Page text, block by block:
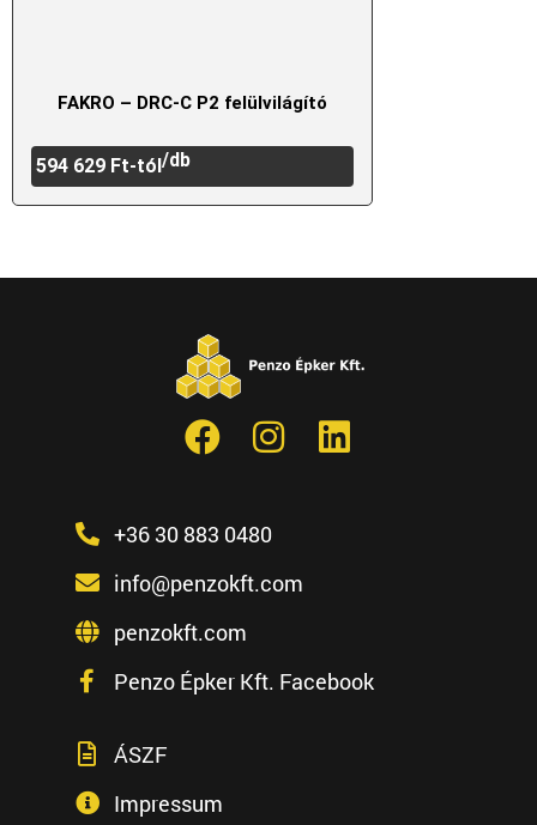
FAKRO – DRC-C P2 felülvilágító
594 629 Ft-tól/db
+36 30 883 0480
info@penzokft.com
penzokft.com
Penzo Épker Kft. Facebook
ÁSZF
Impressum